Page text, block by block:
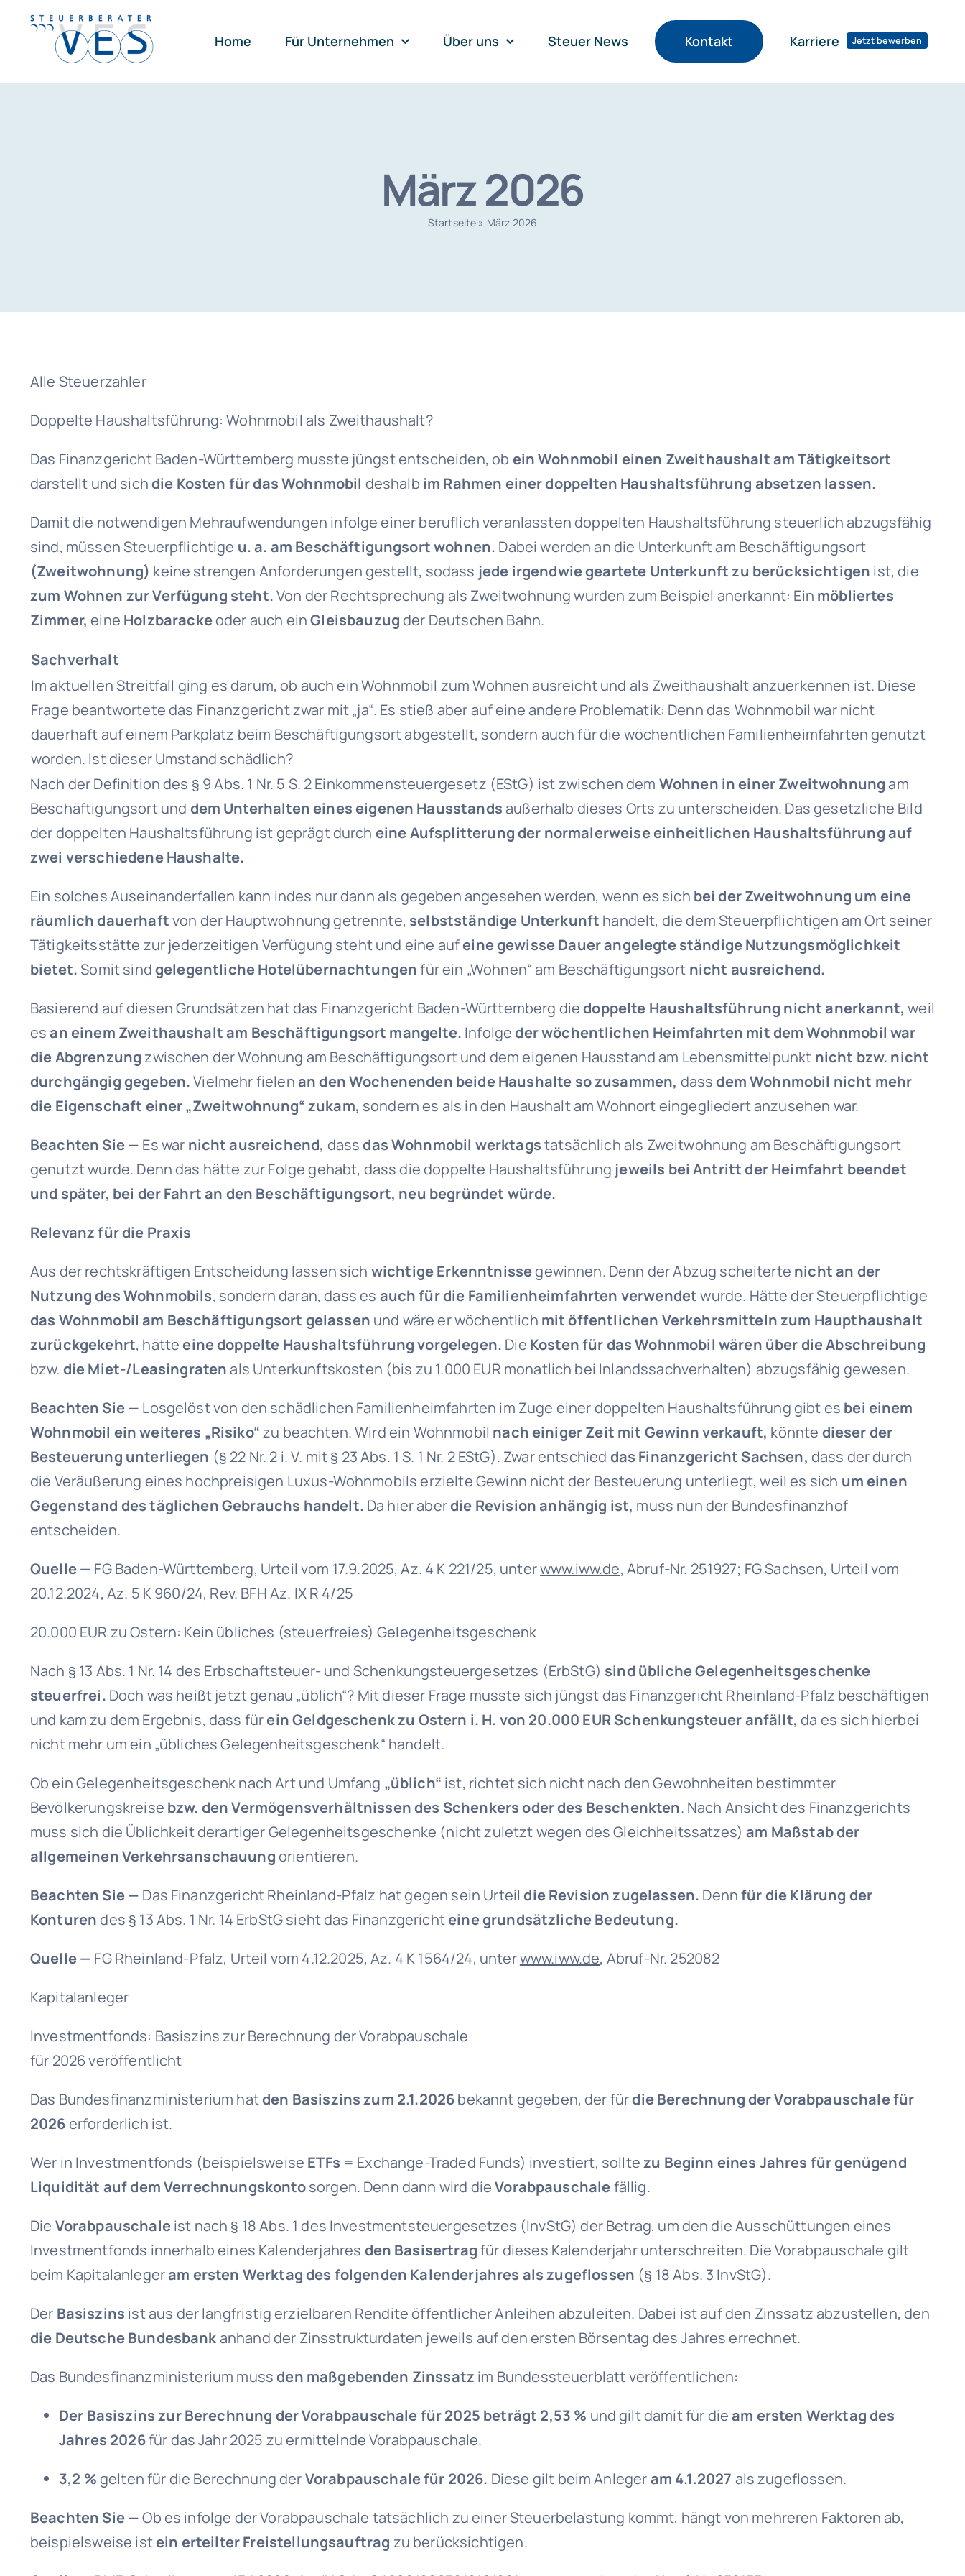
Inhalt
springen
Home Für Unternehmen Über uns Steuer News Kontakt Karriere Jetzt bewerben
März 2026
Startseite » März 2026
Alle Steuerzahler
Doppelte Haushaltsführung: Wohnmobil als Zweithaushalt?
Das Finanzgericht Baden-Württemberg musste jüngst entscheiden, ob ein Wohnmobil einen Zweithaushalt am Tätigkeitsort
darstellt und sichdie Kosten für das Wohnmobil deshalb im Rahmen einer doppelten Haushaltsführung absetzen lassen.
Damit die notwendigen Mehraufwendungen infolge einer beruflich veranlassten doppelten Haushaltsführung steuerlich abzugsfähig
sind, müssen Steuerpflichtige u. a. am Beschäftigungsort wohnen. Dabei werden an die Unterkunft am Beschäftigungsort
(Zweitwohnung) keine strengen Anforderungen gestellt, sodass jede irgendwie geartete Unterkunft zu berücksichtigen ist, die
zum Wohnen zur Verfügung steht.Von der Rechtsprechung als Zweitwohnung wurden zum Beispiel anerkannt: Ein möbliertes
Zimmer, eine Holzbarackeoder auch einGleisbauzugder Deutschen Bahn.
Sachverhalt
Im aktuellen Streitfall ging es darum, ob auch ein Wohnmobil zum Wohnen ausreicht und als Zweithaushalt anzuerkennen ist. Diese
Frage beantwortete das Finanzgericht zwar mit „ja“. Es stieß aber auf eine andere Problematik: Denn das Wohnmobil war nicht
dauerhaft auf einem Parkplatz beim Beschäftigungsort abgestellt, sondern auch für die wöchentlichen Familienheimfahrten genutzt
worden. Ist dieser Umstand schädlich?
Nach der Definition des § 9 Abs. 1 Nr. 5 S. 2 Einkommensteuergesetz (EStG) ist zwischen dem Wohnen in einer Zweitwohnungam
Beschäftigungsort und dem Unterhalten eines eigenen Hausstandsaußerhalb dieses Orts zu unterscheiden. Das gesetzliche Bild
der doppelten Haushaltsführung ist geprägt durch eine Aufsplitterung der normalerweise einheitlichen Haushaltsführung auf
zwei verschiedene Haushalte.
Ein solches Auseinanderfallen kann indes nur dann als gegeben angesehen werden, wenn es sich bei der Zweitwohnung um eine
räumlich dauerhaftvon der Hauptwohnung getrennte, selbstständige Unterkunft handelt, die dem Steuerpflichtigen am Ort seiner
Tätigkeitsstätte zur jederzeitigen Verfügung steht und eine aufeine gewisse Dauer angelegte ständige Nutzungsmöglichkeit
bietet.Somit sindgelegentliche Hotelübernachtungenfür ein „Wohnen“ am Beschäftigungsort nicht ausreichend.
Basierend auf diesen Grundsätzen hat das Finanzgericht Baden-Württemberg diedoppelte Haushaltsführung nicht anerkannt, weil
esan einem Zweithaushalt am Beschäftigungsort mangelte. Infolgeder wöchentlichen Heimfahrten mit dem Wohnmobil war
die Abgrenzungzwischen der Wohnung am Beschäftigungsort und dem eigenen Hausstand am Lebensmittelpunkt nicht bzw. nicht
durchgängig gegeben.Vielmehr fielenan den Wochenenden beide Haushalte so zusammen, dassdem Wohnmobil nicht mehr
die Eigenschaft einer „Zweitwohnung“ zukam, sondern es als in den Haushalt am Wohnort eingegliedert anzusehen war.
Beachten Sie — Es war nicht ausreichend, dassdas Wohnmobil werktagstatsächlich als Zweitwohnung am Beschäftigungsort
genutzt wurde. Denn das hätte zur Folge gehabt, dass die doppelte Haushaltsführung jeweils bei Antritt der Heimfahrt beendet
und später, bei der Fahrt an den Beschäftigungsort, neu begründet würde.
Relevanz für die Praxis
Aus der rechtskräftigen Entscheidung lassen sich wichtige Erkenntnissegewinnen. Denn der Abzug scheiterte nicht an der
Nutzung des Wohnmobils, sondern daran, dass es auch für die Familienheimfahrten verwendetwurde. Hätte der Steuerpflichtige
das Wohnmobil am Beschäftigungsort gelassen und wäre er wöchentlich mit öffentlichen Verkehrsmitteln zum Haupthaushalt
zurückgekehrt, hätteeine doppelte Haushaltsführung vorgelegen. Die Kosten für das Wohnmobil wären über die Abschreibung
bzw. die Miet-/Leasingratenals Unterkunftskosten (bis zu 1.000 EUR monatlich bei Inlandssachverhalten) abzugsfähig gewesen.
Beachten Sie — Losgelöst von den schädlichen Familienheimfahrten im Zuge einer doppelten Haushaltsführung gibt es bei einem
Wohnmobil ein weiteres „Risiko“zu beachten. Wird ein Wohnmobil nach einiger Zeit mit Gewinn verkauft, könnte dieser der
Besteuerung unterliegen (§ 22 Nr. 2 i. V. mit § 23 Abs. 1 S. 1 Nr. 2 EStG). Zwar entschied das Finanzgericht Sachsen, dass der durch
die Veräußerung eines hochpreisigen Luxus-Wohnmobils erzielte Gewinn nicht der Besteuerung unterliegt, weil es sich um einen
Gegenstand des täglichen Gebrauchs handelt. Da hier aberdie Revision anhängig ist, muss nun der Bundesfinanzhof
entscheiden.
Quelle— FG Baden-Württemberg, Urteil vom 17.9.2025, Az. 4 K 221/25, unterwww.iww.de, Abruf-Nr. 251927; FG Sachsen, Urteil vom
20.12.2024, Az. 5 K 960/24, Rev. BFH Az. IX R 4/25
20.000 EUR zu Ostern: Kein übliches (steuerfreies) Gelegenheitsgeschenk
Nach § 13 Abs. 1 Nr. 14 des Erbschaftsteuer- und Schenkungsteuergesetzes (ErbStG) sind übliche Gelegenheitsgeschenke
steuerfrei. Doch was heißt jetzt genau „üblich“? Mit dieser Frage musste sich jüngst das Finanzgericht Rheinland-Pfalz beschäftigen
und kam zu dem Ergebnis, dass fürein Geldgeschenk zu Ostern i. H. von 20.000 EUR Schenkungsteuer anfällt,da es sich hierbei
nicht mehr um ein „übliches Gelegenheitsgeschenk“ handelt.
Ob ein Gelegenheitsgeschenk nach Art und Umfang „üblich“ ist, richtet sich nicht nach den Gewohnheiten bestimmter
Bevölkerungskreise bzw. den Vermögensverhältnissen des Schenkers oder des Beschenkten. Nach Ansicht des Finanzgerichts
muss sich die Üblichkeit derartiger Gelegenheitsgeschenke (nicht zuletzt wegen des Gleichheitssatzes)am Maßstab der
allgemeinen Verkehrsanschauungorientieren.
Beachten Sie — Das Finanzgericht Rheinland-Pfalz hat gegen sein Urteildie Revision zugelassen. Dennfür die Klärung der
Konturendes § 13 Abs. 1 Nr. 14 ErbStG sieht das Finanzgerichteine grundsätzliche Bedeutung.
Quelle— FG Rheinland-Pfalz, Urteil vom 4.12.2025, Az. 4 K 1564/24, unterwww.iww.de, Abruf-Nr. 252082
Kapitalanleger
Investmentfonds: Basiszins zur Berechnung der Vorabpauschale
für 2026 veröffentlicht
Das Bundesfinanzministerium hatden Basiszins zum 2.1.2026bekannt gegeben, der fürdie Berechnung der Vorabpauschale für
2026erforderlich ist.
Wer in Investmentfonds (beispielsweise ETFs = Exchange-Traded Funds) investiert, solltezu Beginn eines Jahres für genügend
Liquidität auf dem Verrechnungskontosorgen. Denn dann wird dieVorabpauschalefällig.
Die Vorabpauschaleist nach § 18 Abs. 1 des Investmentsteuergesetzes (InvStG) der Betrag, um den die Ausschüttungen eines
Investmentfonds innerhalb eines Kalenderjahres den Basisertragfür dieses Kalenderjahr unterschreiten. Die Vorabpauschale gilt
beim Kapitalanlegeram ersten Werktag des folgenden Kalenderjahres als zugeflossen (§ 18 Abs. 3 InvStG).
Der Basiszins ist aus der langfristig erzielbaren Rendite öffentlicher Anleihen abzuleiten. Dabei ist auf den Zinssatz abzustellen, den
die Deutsche Bundesbankanhand der Zinsstrukturdaten jeweils auf den ersten Börsentag des Jahres errechnet.
Das Bundesfinanzministerium mussden maßgebenden Zinssatz im Bundessteuerblatt veröffentlichen:
Der Basiszins zur Berechnung der Vorabpauschale für 2025 beträgt 2,53 % und gilt damit für dieam ersten Werktag des
Jahres 2026für das Jahr 2025 zu ermittelnde Vorabpauschale.
3,2 %gelten für die Berechnung derVorabpauschale für 2026. Diese gilt beim Anlegeram 4.1.2027 als zugeflossen.
Beachten Sie —Ob es infolge der Vorabpauschale tatsächlich zu einer Steuerbelastung kommt, hängt von mehreren Faktoren ab,
beispielsweise istein erteilter Freistellungsauftrag zu berücksichtigen.